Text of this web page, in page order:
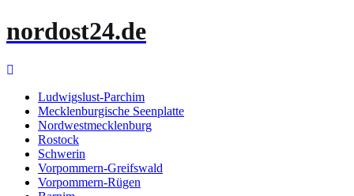
Inhalt
nordost24.de
Ludwigslust-Parchim
Mecklenburgische Seenplatte
Nordwestmecklenburg
Rostock
Schwerin
Vorpommern-Greifswald
Vorpommern-Rügen